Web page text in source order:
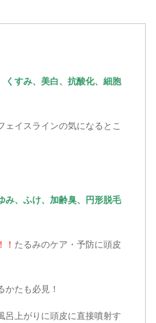
くすみ、美白、抗酸化、細胞
イスラインの気になるとこ
み、ふけ、加齢臭、円形脱毛
！ たるみのケア・予防に頭皮
たも必見！
呂上がりに頭皮に直接噴射す